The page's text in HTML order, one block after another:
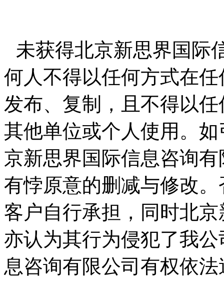
未获得北京新思界国际
何人不得以任何方式在
发布、复制，且不得以
其他单位或个人使用。
京新思界国际信息咨询
有悖原意的删减与修改
客户自行承担，同时北
亦认为其行为侵犯了我
息咨询有限公司有权依